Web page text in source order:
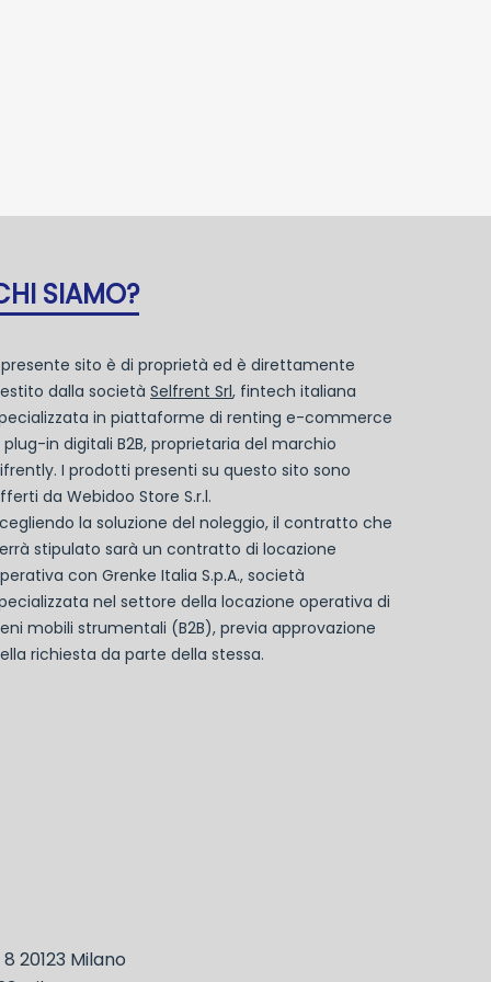
SIAMO?
presente sito è di proprietà ed è direttamente
dalla società Selfrent Srl, fintech italiana
in piattaforme di renting e-commerce
plug-in digitali B2B, proprietaria del marchio
I prodotti presenti su questo sito sono
da Webidoo Store S.r.l.
la soluzione del noleggio, il contratto che
stipulato sarà un contratto di locazione
con Grenke Italia S.p.A., società
nel settore della locazione operativa di
mobili strumentali (B2B), previa approvazione
richiesta da parte della stessa.
20123 Milano